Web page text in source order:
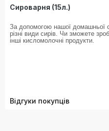
Сироварня (15л.)
За допомогою нашої домашньої
різні види сирів. Чи зможете
інші кисломолочні продукти.
Відгуки покупців